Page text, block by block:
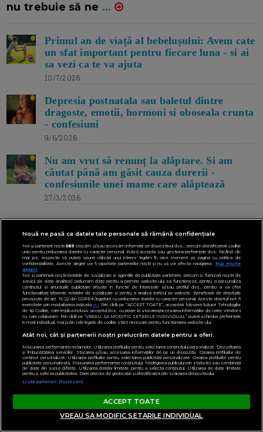
nu trebuie să ne ...
Primul an de viață al bebelușului: Avem cate
un sfat important pentru fiecare luna - si ai
sa vezi ca te va ajuta
10/7/2026
Depresia postnatala sau baletul dintre
dragoste, emotii, hormoni si oboseala crunta
- confesiuni
9/6/2026
Nu am vrut să renunț la alăptare. Si am
căutat până am găsit cauza durerii -
confesiunile unei mame care alăptează
27/3/2026
ULTIMILE ARTICOLE
Nouă ne pasă ca datele tale personale să rămână confidențiale
Noi și partenerii noștri589stocăm și/sau accesăm informații pe dispozitivul dvs., precum identificatorii cookie
unici pentru prelucrarea datelor cu caracter personal. Puteți accepta sau gestiona preferințele dvs. făcând clic
mai jos, respectiv vă puteți opune utilizării unui interes legitim în orice moment pe pagina cu politica de
confidențialitate. Aceste alegeri vor fi raportate partenerilor noștri și nu vă vor afecta navigarea.
Mai multe
detalii
Noi si partenerii nostri (retelele de socializare si agentiile de publicitate partenere, precum si furnizorii nostri de
servicii de date analitice) prelucram date pentru a permite website-ului sa functioneze, pentru a personaliza
continutul si anunturile publicitare afisate in functie de interesele si/sau profilul dvs., pentru a va oferi
functionalitati aferente retelelor de socializare si pentru a analiza traficul pe website. Beneficiati de drepturile
prevazute de art. 15-22 din GDPR in legatura cu prelucrarea datelor cu caracter personal. Aceste drepturi pot fi
exercitate prin modalitatea indicataaici. Prin click pe “ACCEPT TOATE”, acceptati folosirea tuturor Tehnologiilor
de tip Cookie, care implica inclusiv acceptul dvs. cu privire la stocarea/accesarea informatiilor de catre Vendor-ii
cu care colaboram. Prin click pe “VREAU SA MODIFIC SETARILE INDIVIDUAL” puteti schimba preferintele
in mod individual, mai putin cele legate de cookie strict necesare pentru functionarea website-ului.
Atât noi, cât și partenerii noștri prelucrăm datele pentru a oferi:
Măsurarea performanței reclamelor. Utilizarea profilurilor pentru selectarea conținutului personalizat. Dezvoltarea
și îmbunătățirea serviciilor. Stocarea și/sau accesarea informațiilor de pe un dispozitiv. Crearea profilurilor de
conținut personalizat. Utilizarea profilurilor pentru selectarea publicității personalizate. Crearea profilurilor pentru
publicitate personalizată. Măsurarea performanței conținutului. Înțelegerea publicului prin statistici sau combinații
de date din surse diferite. Utilizarea datelor limitate pentru a selecta conținutul. Utilizarea de date limitate
pentru a selecta publicitatea. Date precise de geolocație și identificarea prin scanarea dispozitivului.
Listă parteneri (furnizori)
ACCEPT TOATE
VREAU SA MODIFIC SETARILE INDIVIDUAL